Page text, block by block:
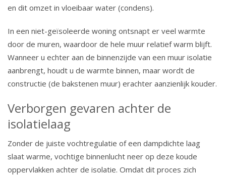
en dit omzet in vloeibaar water (condens).
In een niet-geïsoleerde woning ontsnapt er veel warmte
door de muren, waardoor de hele muur relatief warm blijft.
Wanneer u echter aan de binnenzijde van een muur isolatie
aanbrengt, houdt u de warmte binnen, maar wordt de
constructie (de bakstenen muur) erachter aanzienlijk kouder.
Verborgen gevaren achter de
isolatielaag
Zonder de juiste vochtregulatie of een dampdichte laag
slaat warme, vochtige binnenlucht neer op deze koude
oppervlakken achter de isolatie. Omdat dit proces zich